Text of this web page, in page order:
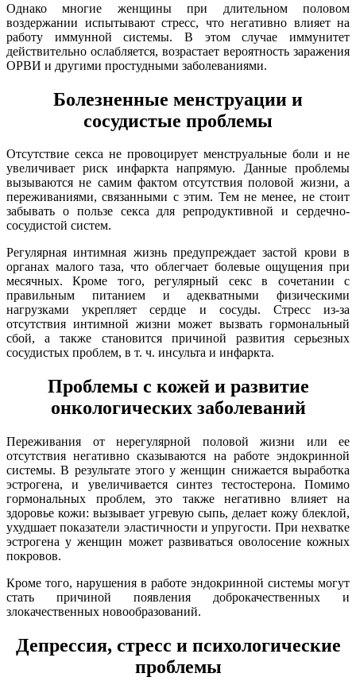
Однако многие женщины при длительном половом
воздержании испытывают стресс, что негативно влияет на
работу иммунной системы. В этом случае иммунитет
действительно ослабляется, возрастает вероятность заражения
ОРВИ и другими простудными заболеваниями.
Болезненные менструации и
сосудистые проблемы
Отсутствие секса не провоцирует менструальные боли и не
увеличивает риск инфаркта напрямую. Данные проблемы
вызываются не самим фактом отсутствия половой жизни, а
переживаниями, связанными с этим. Тем не менее, не стоит
забывать о пользе секса для репродуктивной и сердечно-
сосудистой систем.
Регулярная интимная жизнь предупреждает застой крови в
органах малого таза, что облегчает болевые ощущения при
месячных. Кроме того, регулярный секс в сочетании с
правильным питанием и адекватными физическими
нагрузками укрепляет сердце и сосуды. Стресс из-за
отсутствия интимной жизни может вызвать гормональный
сбой, а также становится причиной развития серьезных
сосудистых проблем, в т. ч. инсульта и инфаркта.
Проблемы с кожей и развитие
онкологических заболеваний
Переживания от нерегулярной половой жизни или ее
отсутствия негативно сказываются на работе эндокринной
системы. В результате этого у женщин снижается выработка
эстрогена, и увеличивается синтез тестостерона. Помимо
гормональных проблем, это также негативно влияет на
здоровье кожи: вызывает угревую сыпь, делает кожу блеклой,
ухудшает показатели эластичности и упругости. При нехватке
эстрогена у женщин может развиваться оволосение кожных
покровов.
Кроме того, нарушения в работе эндокринной системы могут
стать причиной появления доброкачественных и
злокачественных новообразований.
Депрессия, стресс и психологические
проблемы